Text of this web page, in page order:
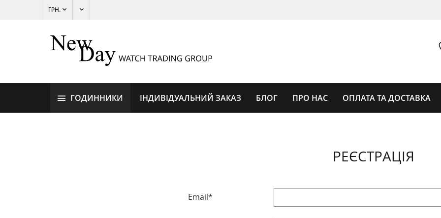
ГРН.
ГОДИННИКИ ІНДИВІДУАЛЬНИЙ ЗАКАЗ БЛОГ ПРО НАС ОПЛАТА ТА ДОСТАВКА
ГОДИННИКИ
РЕЄСТРАЦІЯ
Email*